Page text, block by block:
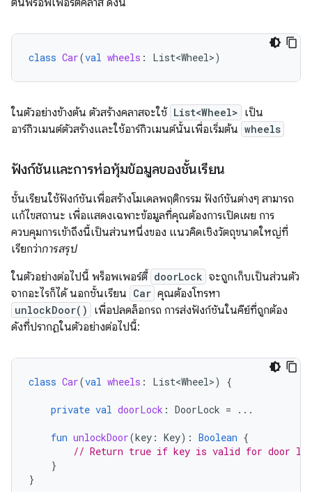
ต้นพร็อพเพอร์ตี้คลาส ดังนี้
class Car(val wheels : List<Wheel>)
ในตัวอย่างข้างต้น ตัวสร้างคลาสจะใช้ List<Wheel> เป็น
อาร์กิวเมนต์ตัวสร้างและใช้อาร์กิวเมนต์นั้นเพื่อเริ่มต้น wheels
ฟังก์ชันและการห่อหุ้มข้อมูลของชั้นเรียน
ชั้นเรียนใช้ฟังก์ชันเพื่อสร้างโมเดลพฤติกรรม ฟังก์ชันต่างๆ สามารถ
แก้ไขสถานะ เพื่อแสดงเฉพาะข้อมูลที่คุณต้องการเปิดเผย การ
ควบคุมการเข้าถึงนี้เป็นส่วนหนึ่งของ แนวคิดเชิงวัตถุขนาดใหญ่ที่
เรียกว่าการสรุป
ในตัวอย่างต่อไปนี้ พร็อพเพอร์ตี้ doorLock จะถูกเก็บเป็นส่วนตัว
จากอะไรก็ได้ นอกชั้นเรียน Car คุณต้องโทรหา
unlockDoor()
เพื่อปลดล็อกรถ การส่งฟังก์ชันในคีย์ที่ถูกต้อง
ดังที่ปรากฏในตัวอย่างต่อไปนี้:
class Car(val wheels : List<Wheel>) {
private val doorLock : DoorLock = ...
fun unlockDoor(key : Key): Boolean {
// Return true if key is valid for door
}
}